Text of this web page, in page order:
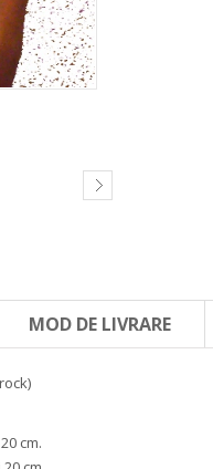
MOD DE LIVRARE
cm.